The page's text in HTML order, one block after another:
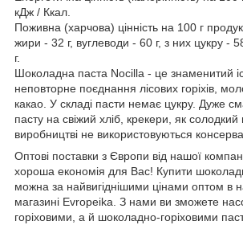
кДж / Ккал.
Поживна (харчова) цінність на 100 г
жири - 32 г, вуглеводи - 60 г, з них цукру -
г.
Шоколадна паста Nocilla - це знаменитий
неповторне поєднання лісових горіхів,
какао. У складі пасти немає цукру. Дуже
пасту на свіжий хліб, крекери, як
виробництві не використовуються
Оптові поставки з Європи від нашої
хороша економія для Вас! Купити
можна за найвигіднішими цінами оптом в
магазині Evropeika. З нами ви зможете
горіховими, а й шоколадно-горіховими